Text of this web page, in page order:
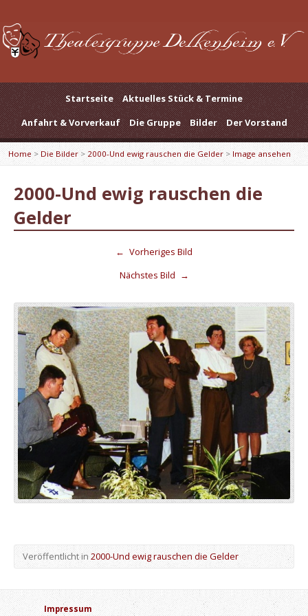
Startseite
Aktuelles Stück & Termine
Anfahrt & Vorverkauf
Die Gruppe Bilder Der Vorstand
Home > Die Bilder> 2000-Und ewig rauschen die Gelder > Image ansehen
2000-Und ewig rauschen die
Gelder
← Vorheriges Bild
Nächstes Bild →
Veröffentlicht in2000-Und ewig rauschen die Gelder
Impressum